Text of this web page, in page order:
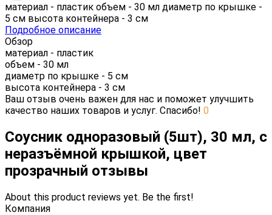
материал - пластик объем - 30 мл диаметр по крышке -
5 см высота контейнера - 3 см
Подробное описание
Обзор
материал - пластик
объем - 30 мл
диаметр по крышке - 5 см
высота контейнера - 3 см
Ваш отзыв очень важен для нас и поможет улучшить
качество наших товаров и услуг. Спасибо! 0
Соусник одноразовый (5шт), 30 мл, с
неразъёмной крышкой, цвет
прозрачный отзывы
About this product reviews yet. Be the first!
Компания